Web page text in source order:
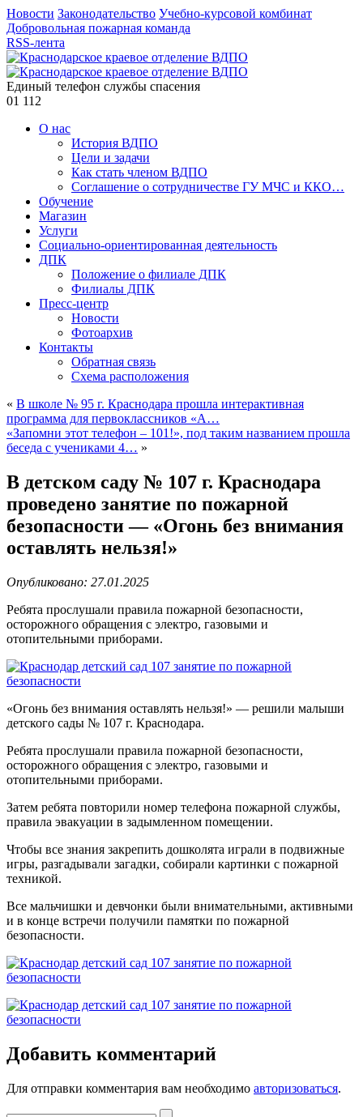
Новости Законодательство Учебно-курсовой комбинат
Добровольная пожарная команда
RSS-лента
Единый телефон службы спасения
01 112
О нас
История ВДПО
Цели и задачи
Как стать членом ВДПО
Соглашение о сотрудничестве ГУ МЧС и ККО…
Обучение
Магазин
Услуги
Социально-ориентированная деятельность
ДПК
Положение о филиале ДПК
Филиалы ДПК
Пресс-центр
Новости
Фотоархив
Контакты
Обратная связь
Схема расположения
« В школе № 95 г. Краснодара прошла интерактивная
программа для первоклассников «А…
«Запомни этот телефон – 101!», под таким названием прошла
беседа с учениками 4… »
В детском саду № 107 г. Краснодара
проведено занятие по пожарной
безопасности — «Огонь без внимания
оставлять нельзя!»
Опубликовано: 27.01.2025
Ребята прослушали правила пожарной безопасности,
осторожного обращения с электро, газовыми и
отопительными приборами.
«Огонь без внимания оставлять нельзя!» — решили малыши
детского сады № 107 г. Краснодара.
Ребята прослушали правила пожарной безопасности,
осторожного обращения с электро, газовыми и
отопительными приборами.
Затем ребята повторили номер телефона пожарной службы,
правила эвакуации в задымленном помещении.
Чтобы все знания закрепить дошколята играли в подвижные
игры, разгадывали загадки, собирали картинки с пожарной
техникой.
Все мальчишки и девчонки были внимательными, активными
и в конце встречи получили памятки по пожарной
безопасности.
Добавить комментарий
Для отправки комментария вам необходимо авторизоваться.